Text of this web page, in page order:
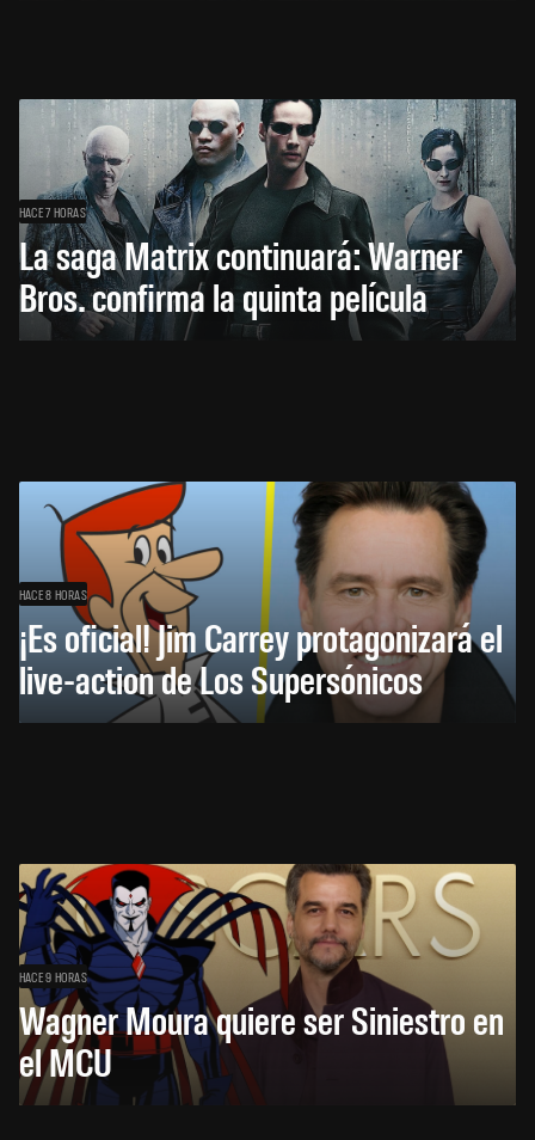
HACE 7 HORAS
La saga Matrix continuará: Warner
Bros. confirma la quinta película
HACE 8 HORAS
¡Es oficial! Jim Carrey protagonizará el
live-action de Los Supersónicos
HACE 9 HORAS
Wagner Moura quiere ser Siniestro en
el MCU